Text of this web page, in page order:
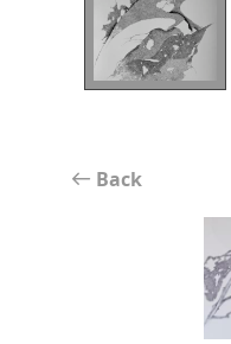
Back